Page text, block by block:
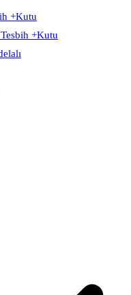
+Kutu
+Kutu